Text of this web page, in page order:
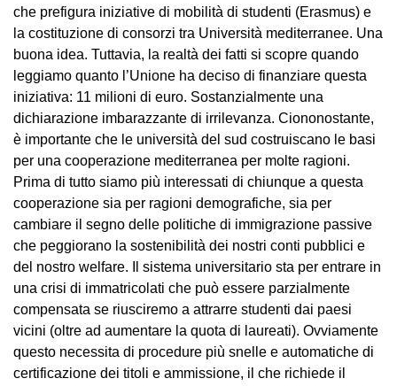
che prefigura iniziative di mobilità di studenti (Erasmus) e
la costituzione di consorzi tra Università mediterranee. Una
buona idea. Tuttavia, la realtà dei fatti si scopre quando
leggiamo quanto l’Unione ha deciso di finanziare questa
iniziativa: 11 milioni di euro. Sostanzialmente una
dichiarazione imbarazzante di irrilevanza. Ciononostante,
è importante che le università del sud costruiscano le basi
per una cooperazione mediterranea per molte ragioni.
Prima di tutto siamo più interessati di chiunque a questa
cooperazione sia per ragioni demografiche, sia per
cambiare il segno delle politiche di immigrazione passive
che peggiorano la sostenibilità dei nostri conti pubblici e
del nostro welfare. Il sistema universitario sta per entrare in
una crisi di immatricolati che può essere parzialmente
compensata se riusciremo a attrarre studenti dai paesi
vicini (oltre ad aumentare la quota di laureati). Ovviamente
questo necessita di procedure più snelle e automatiche di
certificazione dei titoli e ammissione, il che richiede il